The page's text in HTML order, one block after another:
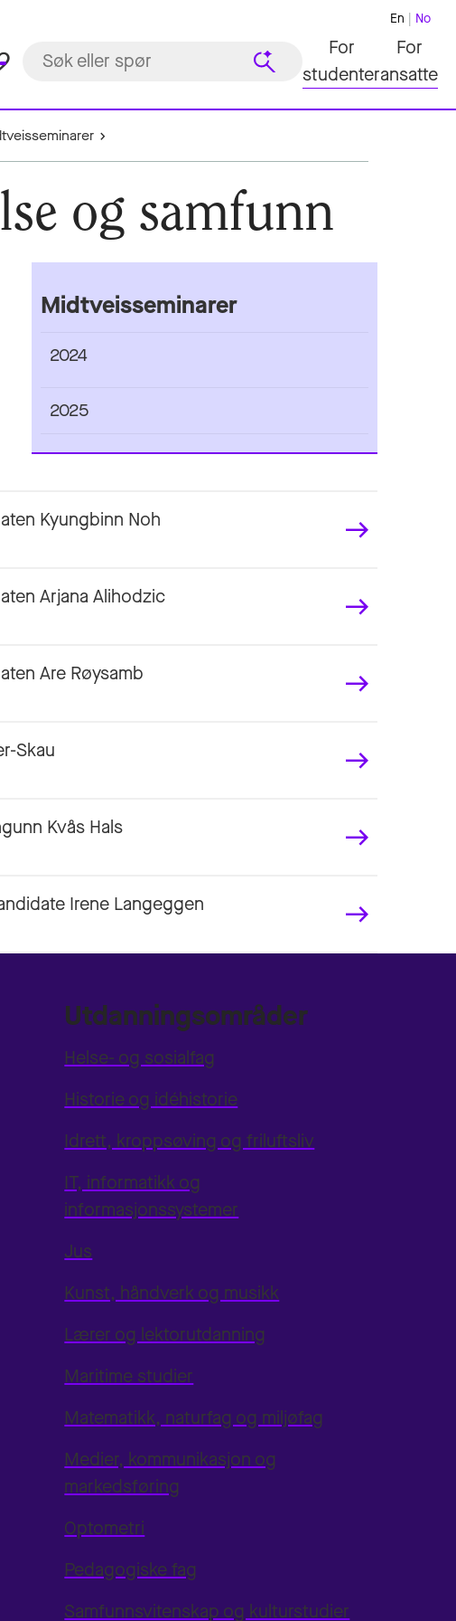
En No
For
studenter
For
ansatte
og samfunn
Midtveisseminarer
2024
2025
Kyungbinn Noh
Arjana Alihodzic
Are Røysamb
Skau
Kvås Hals
Irene Langeggen
Utdanningsområder
Helse- og sosialfag
Historie og idéhistorie
Idrett, kroppsøving og friluftsliv
IT, informatikk og
informasjonssystemer
Jus
Kunst, håndverk og musikk
Lærer og lektorutdanning
Maritime studier
Matematikk, naturfag og miljøfag
Medier, kommunikasjon og
markedsføring
Optometri
Pedagogiske fag
Samfunnsvitenskap og kulturstudier